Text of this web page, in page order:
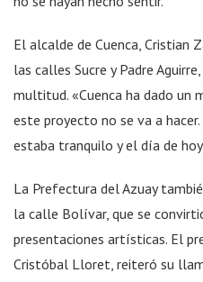
El alcalde de Cuenca, Cristian
las calles Sucre y Padre
multitud. «Cuenca ha dado un
este proyecto no se va a
estaba tranquilo y el día de
La Prefectura del Azuay
la calle Bolívar, que se
presentaciones artísticas. El
Cristóbal Lloret, reiteró su